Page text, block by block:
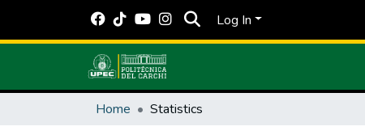
Log In
Home Statistics